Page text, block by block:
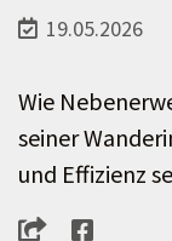
19.05.2026
Wie
seiner
und Effizienz